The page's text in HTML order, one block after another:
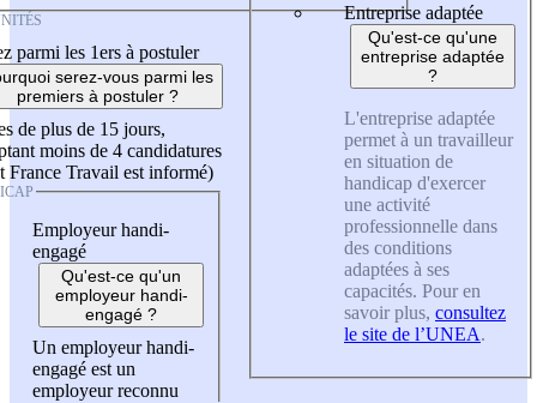
parmi les 1ers à postuler
serez-vous parmi les
premiers à postuler ?
de plus de 15 jours,
moins de 4 candidatures
France Travail est informé)
Employeur handi-
engagé
Qu'est-ce qu'un
employeur handi-
engagé ?
Un employeur handi-
engagé est un
employeur reconnu
Entreprise adaptée
Qu'est-ce qu'une
entreprise adaptée
?
L'entreprise adaptée
permet à un travailleur
en situation de
handicap d'exercer
une activité
professionnelle dans
des conditions
adaptées à ses
capacités. Pour en
savoir plus, consultez
le site de l’UNEA.